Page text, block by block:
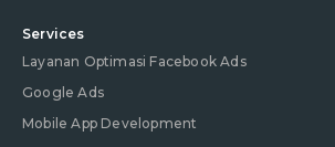
Services
Layanan Optimasi Facebook Ads
Google Ads
Mobile App Development